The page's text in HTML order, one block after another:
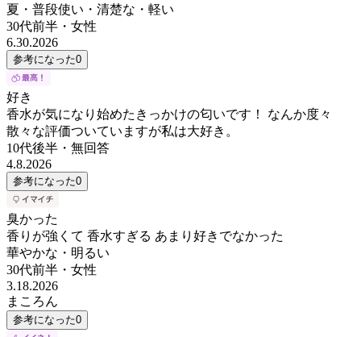
夏・普段使い・清楚な・軽い
30代前半 ・ 女性
6.30.2026
参考になった0
好き
香水が気になり始めたきっかけの匂いです！ なんか度々
散々な評価ついていますが私は大好き。
10代後半 ・ 無回答
4.8.2026
参考になった0
臭かった
香りが強くて 香水すぎる あまり好きでなかった
華やかな・明るい
30代前半 ・ 女性
3.18.2026
まころん
参考になった0